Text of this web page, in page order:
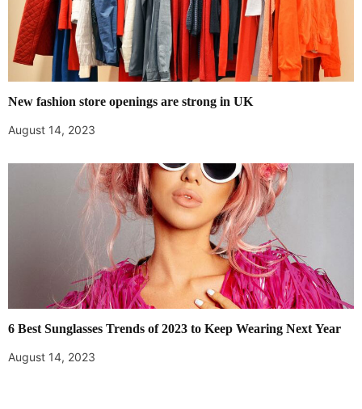
New fashion store openings are strong in UK
August 14, 2023
6 Best Sunglasses Trends of 2023 to Keep Wearing Next Year
August 14, 2023